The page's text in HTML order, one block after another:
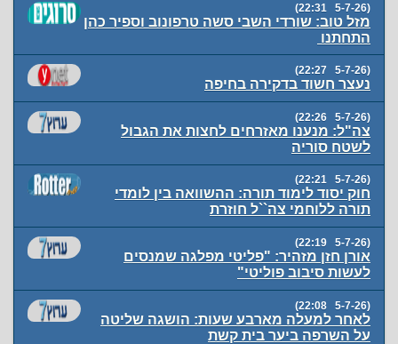
(5-7-26 22:31)
מזל טוב: שורדי השבי סשה טרפונוב וספיר כהן
התחתנו
(5-7-26 22:27)
נעצר חשוד בדקירה בחיפה
(5-7-26 22:26)
צה"ל: מנענו מאזרחים לחצות את הגבול
לשטח סוריה
(5-7-26 22:21)
חוק יסוד לימוד תורה: ההשוואה בין לומדי
תורה ללוחמי צה``ל חוזרת
(5-7-26 22:19)
אורן חזן מזהיר: "פליטי מפלגה שמנסים
לעשות סיבוב פוליטי"
(5-7-26 22:08)
לאחר למעלה מארבע שעות: הושגה שליטה
על השרפה ביער בית קשת